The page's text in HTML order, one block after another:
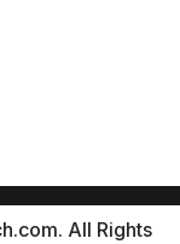
All Rights